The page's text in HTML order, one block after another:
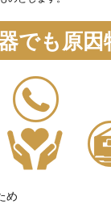
でも原因
め